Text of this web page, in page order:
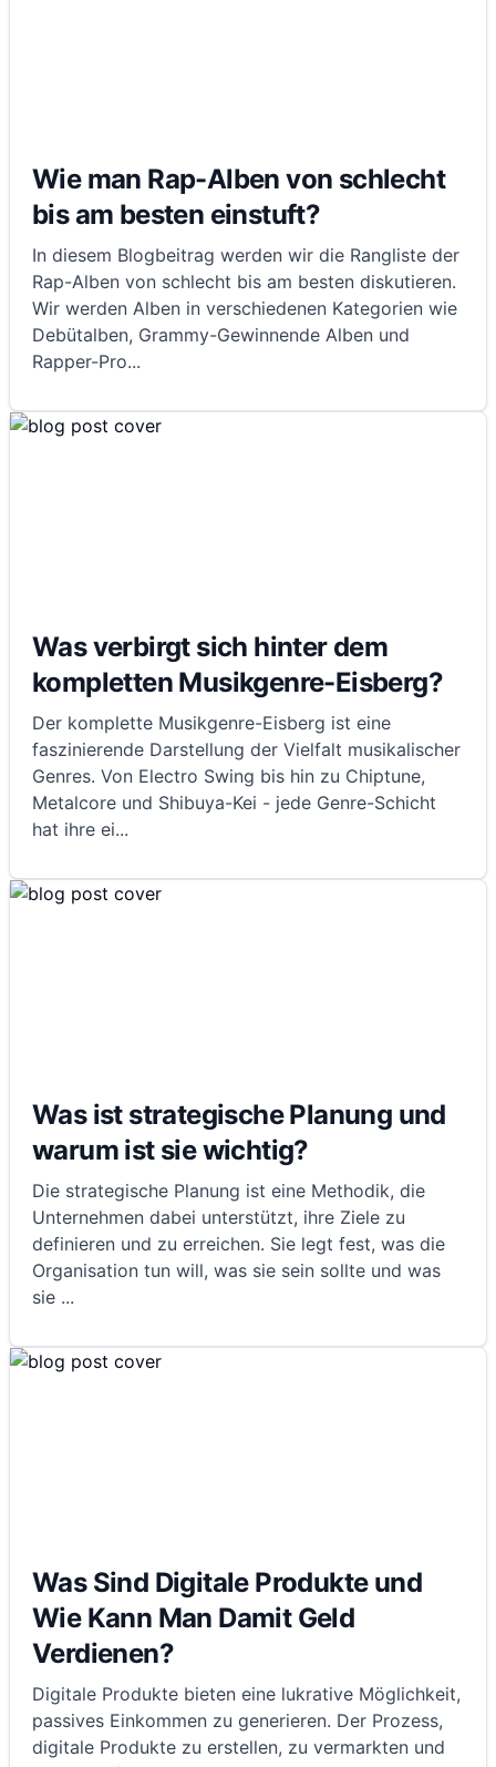
Wie man Rap-Alben von schlecht
bis am besten einstuft?
In diesem Blogbeitrag werden wir die Rangliste der
Rap-Alben von schlecht bis am besten diskutieren.
Wir werden Alben in verschiedenen Kategorien wie
Debütalben, Grammy-Gewinnende Alben und
Rapper-Pro...
Was verbirgt sich hinter dem
kompletten Musikgenre-Eisberg?
Der komplette Musikgenre-Eisberg ist eine
faszinierende Darstellung der Vielfalt musikalischer
Genres. Von Electro Swing bis hin zu Chiptune,
Metalcore und Shibuya-Kei - jede Genre-Schicht
hat ihre ei...
Was ist strategische Planung und
warum ist sie wichtig?
Die strategische Planung ist eine Methodik, die
Unternehmen dabei unterstützt, ihre Ziele zu
definieren und zu erreichen. Sie legt fest, was die
Organisation tun will, was sie sein sollte und was
sie ...
Was Sind Digitale Produkte und
Wie Kann Man Damit Geld
Verdienen?
Digitale Produkte bieten eine lukrative Möglichkeit,
passives Einkommen zu generieren. Der Prozess,
digitale Produkte zu erstellen, zu vermarkten und